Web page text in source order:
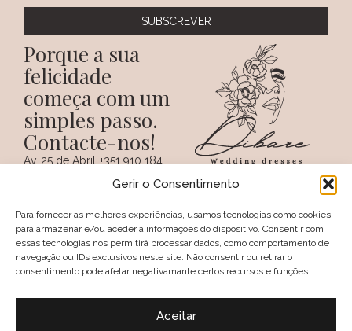
Gerir o Consentimento
Para fornecer as melhores experiências, usamos tecnologias como cookies
para armazenar e/ou aceder a informações do dispositivo. Consentir com
essas tecnologias nos permitirá processar dados, como comportamento de
navegação ou IDs exclusivos neste site. Não consentir ou retirar o
consentimento pode afetar negativamante certos recursos e funções.
Aceitar
Porque a sua
felicidade
começa com um
simples passo.
Contacte-nos!
Av. 25 de Abril,
PORTUGAL
+351 910 184
(Chamada para a
nacional)
+351 274 094
(Chamada para a
rede fixa nacional)
geral@dibare.com
SOCIAIS
Livro de reclamações
Política de Cookies (UE)